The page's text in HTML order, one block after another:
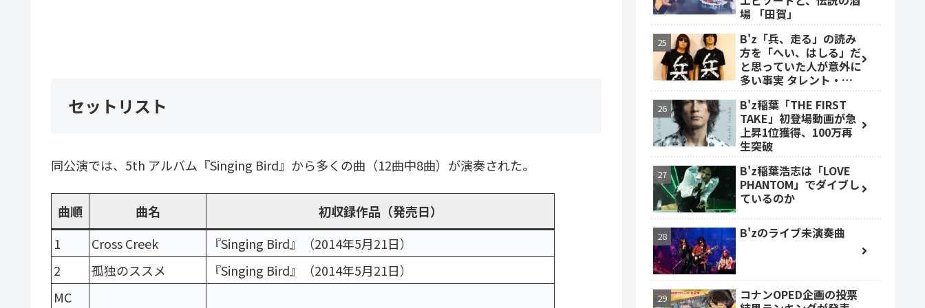
セットリスト
同公演では、5th アルバム『Singing Bird』から多くの曲（12曲中8曲）が演奏された。
曲順 曲名
初収録作品（発売日）
1
Cross Creek
『Singing Bird』（2014年5月21日）
2
孤独のススメ
『Singing Bird』（2014年5月21日）
MC
場 「田賀」
B'z「兵、走る」の読み
方を「へい、はしる」だ
と思っていた人が意外に
多い事実 タレント・ベ
B'z稲葉「THE FIRST
TAKE」初登場動画が急
上昇1位獲得、100万再
生突破
B'z稲葉浩志は「LOVE
PHANTOM」でダイブし
ているのか
B'zのライブ未演奏曲
コナンOPED企画の投票